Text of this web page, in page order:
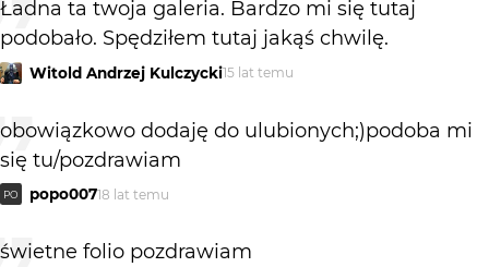
Ładna ta twoja galeria. Bardzo mi się tutaj
podobało. Spędziłem tutaj jakąś chwilę.
Witold Andrzej Kulczycki15 lat temu
obowiązkowo dodaję do ulubionych;)podoba mi
się tu/pozdrawiam
PO popo00718 lat temu
świetne folio pozdrawiam